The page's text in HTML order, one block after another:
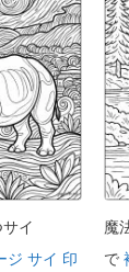
イ
ジ サイ 印
魔
で